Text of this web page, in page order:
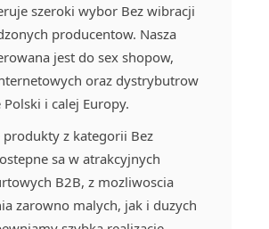
szeroki wybor Bez wibracji
producentow. Nasza
jest do sex shopow,
oraz dystrybutrow
i calej Europy.
produkty z kategorii Bez
sa w atrakcyjnych
B2B, z mozliwoscia
zarowno malych, jak i duzych